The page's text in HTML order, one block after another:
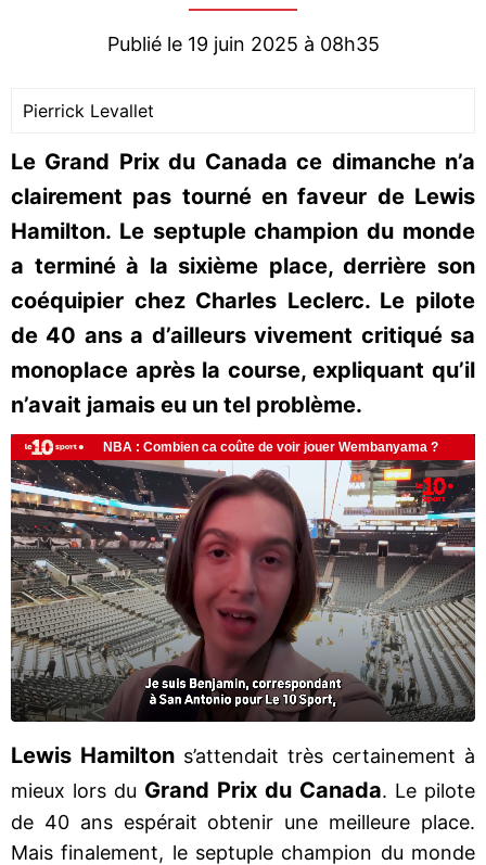
Publié le 19 juin 2025 à 08h35
Pierrick Levallet
Le Grand Prix du Canada ce dimanche n’a
clairement pas tourné en faveur de Lewis
Hamilton. Le septuple champion du monde
a terminé à la sixième place, derrière son
coéquipier chez Charles Leclerc. Le pilote
de 40 ans a d’ailleurs vivement critiqué sa
monoplace après la course, expliquant qu’il
n’avait jamais eu un tel problème.
Lewis Hamilton s’attendait très certainement à
mieux lors du Grand Prix du Canada. Le pilote
de 40 ans espérait obtenir une meilleure place.
Mais finalement, le septuple champion du monde